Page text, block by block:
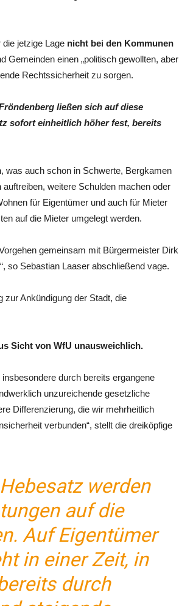
jetzige Lage nicht bei den Kommunen
Gemeinden einen „politisch gewollten, aber
Rechtssicherheit zu sorgen.
ließen sich auf diese
sofort einheitlich höher fest, bereits
was auch schon in Schwerte, Bergkamen
weitere Schulden machen oder
für Eigentümer und auch für Mieter
auf die Mieter umgelegt werden.
gemeinsam mit Bürgermeister Dirk
so Sebastian Laaser abschließend vage.
zur Ankündigung der Stadt, die
Sicht von WfU unausweichlich.
durch bereits ergangene
unzureichende gesetzliche
Differenzierung, die wir mehrheitlich
verbunden“, stellt die dreiköpfige
werden
auf die
Auf Eigentümer
in einer Zeit, in
durch